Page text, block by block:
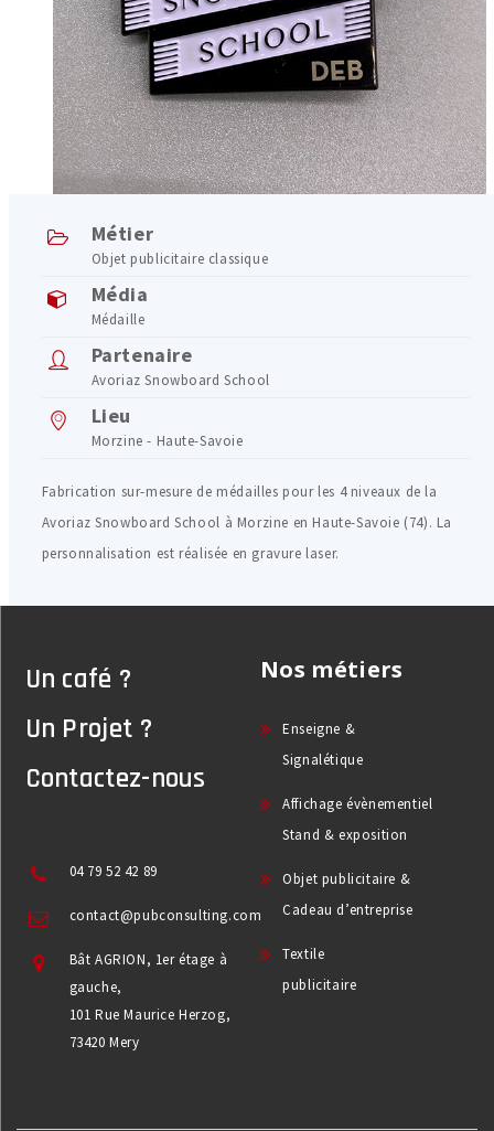
Métier
Objet publicitaire classique
Média
Médaille
Partenaire
Avoriaz Snowboard School
Lieu
Morzine - Haute-Savoie
Fabrication sur-mesure de médailles pour les 4 niveaux de la
Avoriaz Snowboard School à Morzine en Haute-Savoie (74). La
personnalisation est réalisée en gravure laser.
Un café ?
Un Projet ?
Contactez-nous
04 79 52 42 89
contact@pubconsulting.com
Bât AGRION, 1er étage à
gauche,
101 Rue Maurice Herzog,
73420 Mery
Nos métiers
Enseigne &
Signalétique
Affichage évènementiel
Stand & exposition
Objet publicitaire &
Cadeau d’entreprise
Textile
publicitaire